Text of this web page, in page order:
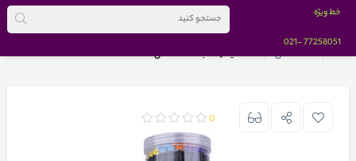
خط ویژه
77258051
-021
خانه
صفحه اصلی مداد سیاه MQ بسته 48 عددی
0